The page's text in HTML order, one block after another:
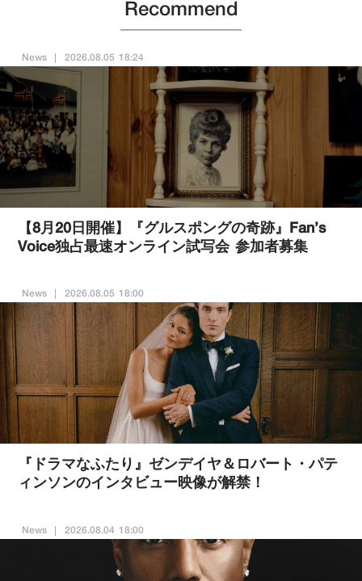
Recommend
News 2026.08.05 18:24
【8月20日開催】『グルスポングの奇跡』Fan’s
Voice独占最速オンライン試写会 参加者募集
News 2026.08.05 18:00
『ドラマなふたり』ゼンデイヤ＆ロバート・パテ
ィンソンのインタビュー映像が解禁！
News 2026.08.04 18:00